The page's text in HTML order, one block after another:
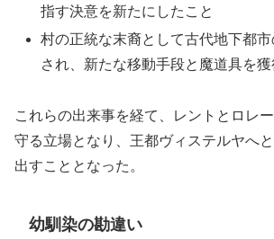
指す決意を新たにしたこと
村の正統な末裔として古代地下都
され、新たな移動手段と魔道具を獲
これらの出来事を経て、レントとロレ
守る立場となり、王都ヴィステルヤへ
出すこととなった。
幼馴染の勘違い